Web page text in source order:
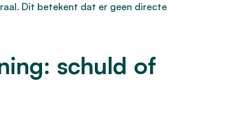
Dit betekent dat er geen directe
schuld of